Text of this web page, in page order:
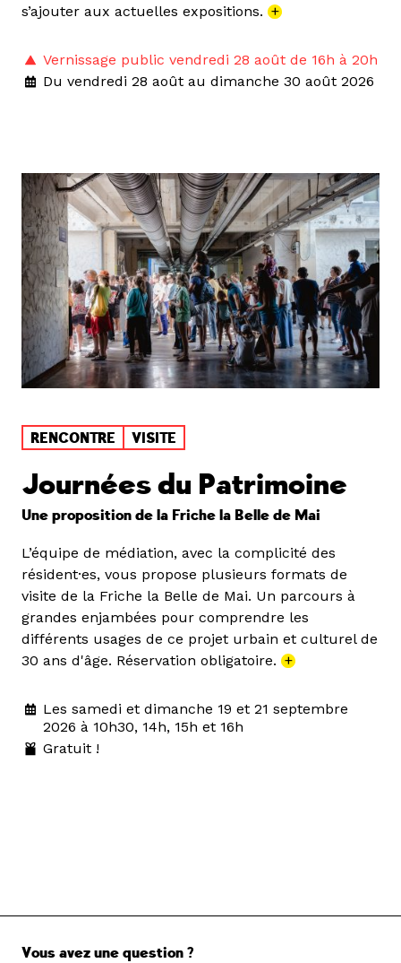
s’ajouter aux actuelles expositions. +
Vernissage public vendredi 28 août de 16h à 20h
Du vendredi 28 août au dimanche 30 août 2026
RENCONTRE VISITE
Journées du Patrimoine
Une proposition de la Friche la Belle de Mai
L’équipe de médiation, avec la complicité des
résident·es, vous propose plusieurs formats de
visite de la Friche la Belle de Mai. Un parcours à
grandes enjambées pour comprendre les
différents usages de ce projet urbain et culturel de
30 ans d'âge. Réservation obligatoire. +
Les samedi et dimanche 19 et 21 septembre
2026 à 10h30, 14h, 15h et 16h
Gratuit !
Vous avez une question ?